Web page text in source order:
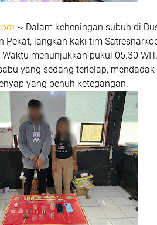
~ Dalam keheningan subuh di
Pekat, langkah kaki tim
menunjukkan pukul 05.30
yang sedang terlelap,
yang penuh ketegangan.